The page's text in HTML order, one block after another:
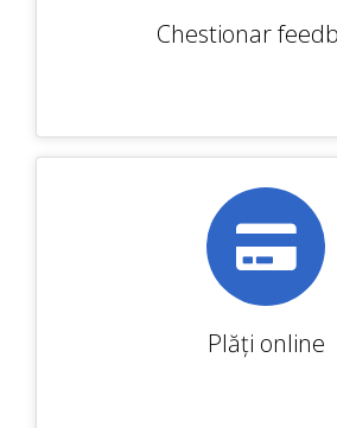
Chestionar
Plăți online